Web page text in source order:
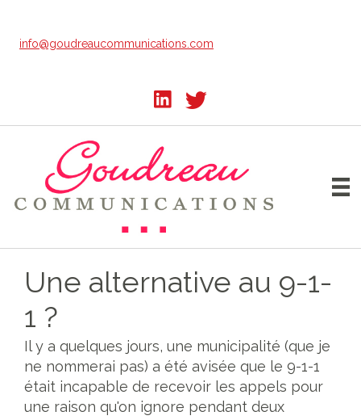
contenu
info@goudreaucommunications.com
Une alternative au 9-1-
1 ?
Il y a quelques jours, une municipalité (que je
ne nommerai pas) a été avisée que le 9-1-1
était incapable de recevoir les appels pour
une raison qu'on ignore pendant deux